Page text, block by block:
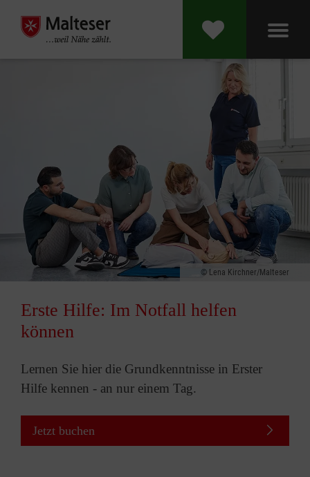
Lena Kirchner/Malteser
Erste Hilfe: Im Notfall helfen
können
Lernen Sie hier die Grundkenntnisse in Erster
Hilfe kennen - an nur einem Tag.
Jetzt buchen